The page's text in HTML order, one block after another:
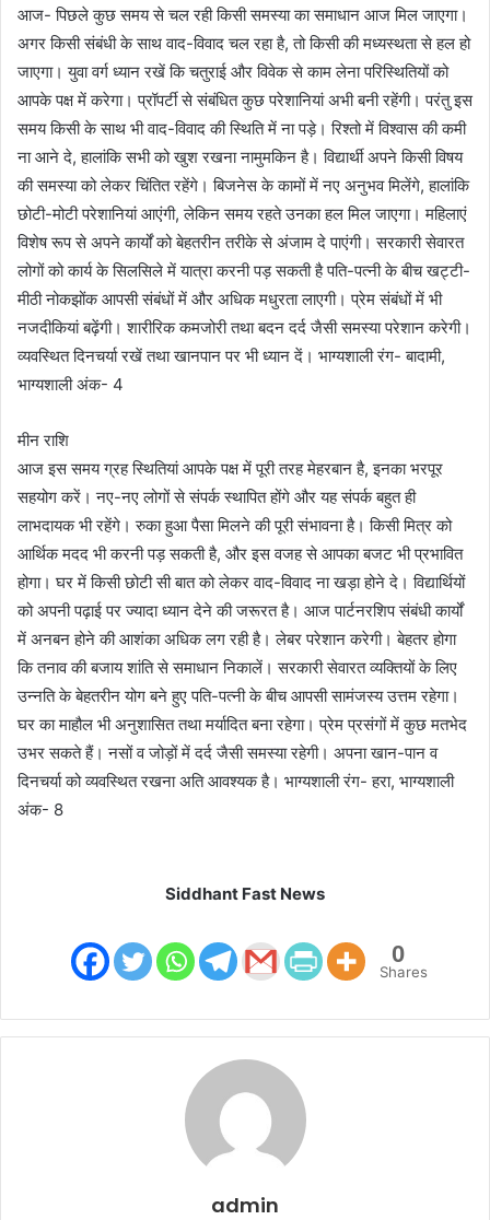
आज- पिछले कुछ समय से चल रही किसी समस्या का समाधान आज मिल जाएगा।
अगर किसी संबंधी के साथ वाद-विवाद चल रहा है, तो किसी की मध्यस्थता से हल हो
जाएगा। युवा वर्ग ध्यान रखें कि चतुराई और विवेक से काम लेना परिस्थितियों को
आपके पक्ष में करेगा। प्रॉपर्टी से संबंधित कुछ परेशानियां अभी बनी रहेंगी। परंतु इस
समय किसी के साथ भी वाद-विवाद की स्थिति में ना पड़े। रिश्तो में विश्वास की कमी
ना आने दे, हालांकि सभी को खुश रखना नामुमकिन है। विद्यार्थी अपने किसी विषय
की समस्या को लेकर चिंतित रहेंगे। बिजनेस के कामों में नए अनुभव मिलेंगे, हालांकि
छोटी-मोटी परेशानियां आएंगी, लेकिन समय रहते उनका हल मिल जाएगा। महिलाएं
विशेष रूप से अपने कार्यों को बेहतरीन तरीके से अंजाम दे पाएंगी। सरकारी सेवारत
लोगों को कार्य के सिलसिले में यात्रा करनी पड़ सकती है पति-पत्नी के बीच खट्टी-
मीठी नोकझोंक आपसी संबंधों में और अधिक मधुरता लाएगी। प्रेम संबंधों में भी
नजदीकियां बढ़ेंगी। शारीरिक कमजोरी तथा बदन दर्द जैसी समस्या परेशान करेगी।
व्यवस्थित दिनचर्या रखें तथा खानपान पर भी ध्यान दें। भाग्यशाली रंग- बादामी,
भाग्यशाली अंक- 4
मीन राशि
आज इस समय ग्रह स्थितियां आपके पक्ष में पूरी तरह मेहरबान है, इनका भरपूर
सहयोग करें। नए-नए लोगों से संपर्क स्थापित होंगे और यह संपर्क बहुत ही
लाभदायक भी रहेंगे। रुका हुआ पैसा मिलने की पूरी संभावना है। किसी मित्र को
आर्थिक मदद भी करनी पड़ सकती है, और इस वजह से आपका बजट भी प्रभावित
होगा। घर में किसी छोटी सी बात को लेकर वाद-विवाद ना खड़ा होने दे। विद्यार्थियों
को अपनी पढ़ाई पर ज्यादा ध्यान देने की जरूरत है। आज पार्टनरशिप संबंधी कार्यों
में अनबन होने की आशंका अधिक लग रही है। लेबर परेशान करेगी। बेहतर होगा
कि तनाव की बजाय शांति से समाधान निकालें। सरकारी सेवारत व्यक्तियों के लिए
उन्नति के बेहतरीन योग बने हुए पति-पत्नी के बीच आपसी सामंजस्य उत्तम रहेगा।
घर का माहौल भी अनुशासित तथा मर्यादित बना रहेगा। प्रेम प्रसंगों में कुछ मतभेद
उभर सकते हैं। नसों व जोड़ों में दर्द जैसी समस्या रहेगी। अपना खान-पान व
दिनचर्या को व्यवस्थित रखना अति आवश्यक है। भाग्यशाली रंग- हरा, भाग्यशाली
अंक- 8
Siddhant Fast News
0
Shares
admin